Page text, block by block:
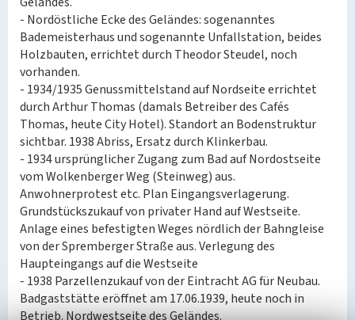
- Nordöstliche Ecke des Geländes: sogenanntes
Bademeisterhaus und sogenannte Unfallstation, beides
Holzbauten, errichtet durch Theodor Steudel, noch
vorhanden.
- 1934/1935 Genussmittelstand auf Nordseite errichtet
durch Arthur Thomas (damals Betreiber des Cafés
Thomas, heute City Hotel). Standort an Bodenstruktur
sichtbar. 1938 Abriss, Ersatz durch Klinkerbau.
- 1934 ursprünglicher Zugang zum Bad auf Nordostseite
vom Wolkenberger Weg (Steinweg) aus.
Anwohnerprotest etc. Plan Eingangsverlagerung.
Grundstückszukauf von privater Hand auf Westseite.
Anlage eines befestigten Weges nördlich der Bahngleise
von der Spremberger Straße aus. Verlegung des
Haupteingangs auf die Westseite
- 1938 Parzellenzukauf von der Eintracht AG für Neubau.
Badgaststätte eröffnet am 17.06.1939, heute noch in
Betrieb. Nordwestseite des Geländes.